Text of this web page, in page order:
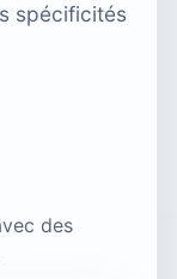
spécificités
des